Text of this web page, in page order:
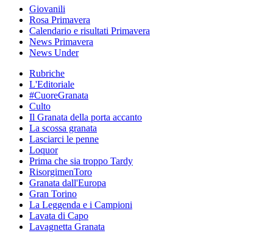
Giovanili
Rosa Primavera
Calendario e risultati Primavera
News Primavera
News Under
Rubriche
L'Editoriale
#CuoreGranata
Culto
Il Granata della porta accanto
La scossa granata
Lasciarci le penne
Loquor
Prima che sia troppo Tardy
RisorgimenToro
Granata dall'Europa
Gran Torino
La Leggenda e i Campioni
Lavata di Capo
Lavagnetta Granata